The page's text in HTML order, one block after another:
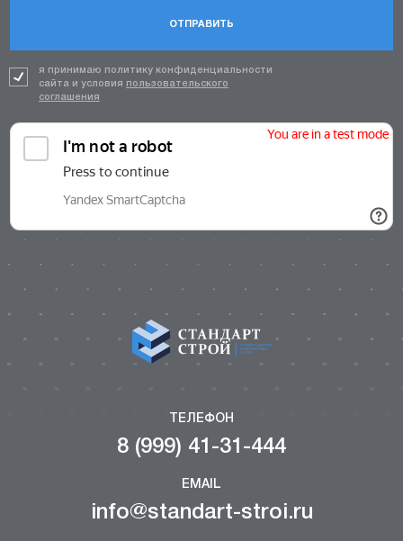
ОТПРАВИТЬ
я принимаю политику конфиденциальности
сайта и условия пользовательского
соглашения
ТЕЛЕФОН
8 (999) 41-31-444
EMAIL
info@standart-stroi.ru